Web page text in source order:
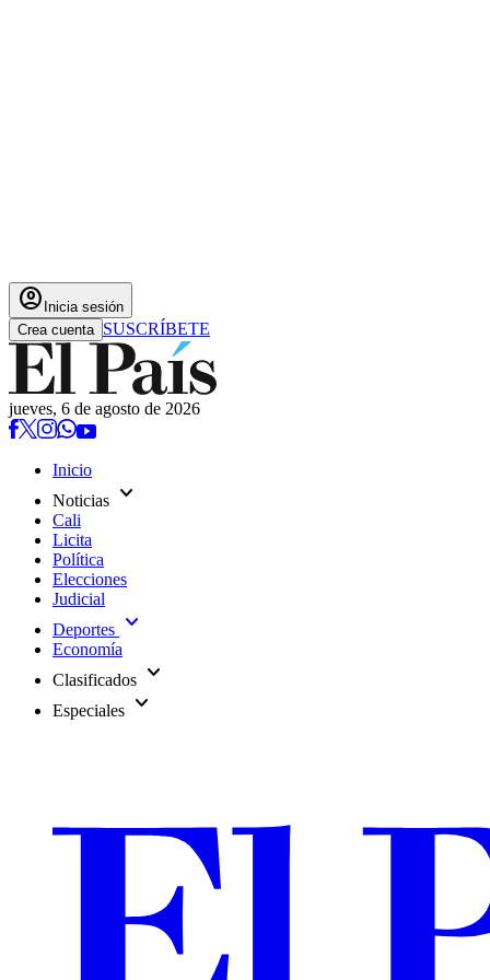
account_circle Inicia sesión
Crea cuenta SUSCRÍBETE
jueves, 6 de agosto de 2026
Inicio
Noticias expand_more
Cali
Licita
Política
Elecciones
Judicial
Deportes expand_more
Economía
Clasificados expand_more
Especiales expand_more